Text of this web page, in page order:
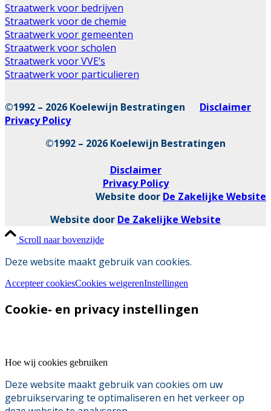
Straatwerk voor bedrijven
Straatwerk voor de chemie
Straatwerk voor gemeenten
Straatwerk voor scholen
Straatwerk voor VVE’s
Straatwerk voor particulieren
©1992 – 2026 Koelewijn Bestratingen Disclaimer
Privacy Policy
©1992 – 2026 Koelewijn Bestratingen
Disclaimer
Privacy Policy
Website door De Zakelijke Website
Website door De Zakelijke Website
Scroll naar bovenzijde
Deze website maakt gebruik van cookies.
Accepteer cookiesCookies weigerenInstellingen
Cookie- en privacy instellingen
Hoe wij cookies gebruiken
Deze website maakt gebruik van cookies om uw
gebruikservaring te optimaliseren en het verkeer op